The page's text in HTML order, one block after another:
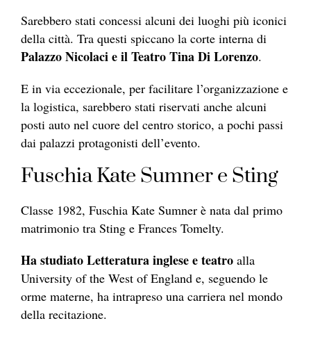
Sarebbero stati concessi alcuni dei luoghi più iconici
della città. Tra questi spiccano la corte interna di
Palazzo Nicolaci e il Teatro Tina Di Lorenzo.
E in via eccezionale, per facilitare l’organizzazione e
la logistica, sarebbero stati riservati anche alcuni
posti auto nel cuore del centro storico, a pochi passi
dai palazzi protagonisti dell’evento.
Fuschia Kate Sumner e Sting
Classe 1982, Fuschia Kate Sumner è nata dal primo
matrimonio tra Sting e Frances Tomelty.
Ha studiato Letteratura inglese e teatro alla
University of the West of England e, seguendo le
orme materne, ha intrapreso una carriera nel mondo
della recitazione.